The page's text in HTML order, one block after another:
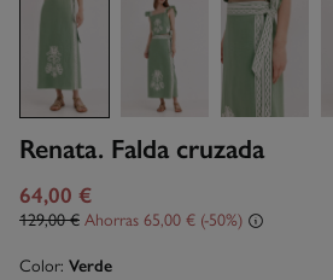
Renata. Falda cruzada
64,00 €
129,00 € Ahorras 65,00 € 50
Color: Verde